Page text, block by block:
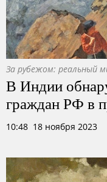
За рубежом: реальный
В Индии
граждан РФ в
10:48 18 ноября 2023